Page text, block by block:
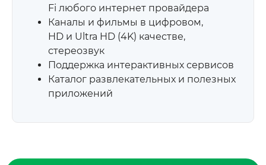
Fi любого интернет провайдера
Каналы и фильмы в цифровом,
HD и Ultra HD (4K) качестве,
стереозвук
Поддержка интерактивных сервисов
Каталог развлекательных и полезных
приложений